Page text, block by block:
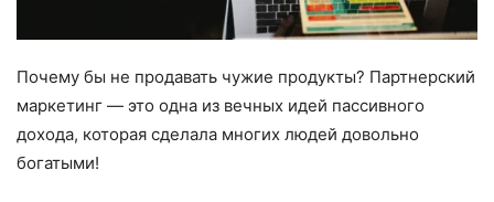
Почему бы не продавать чужие продукты? Партнерский
маркетинг — это одна из вечных идей пассивного
дохода, которая сделала многих людей довольно
богатыми!